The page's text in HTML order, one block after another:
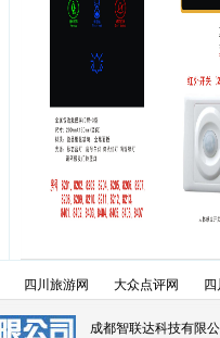
四川旅游网 大众点评网
成都智联达科技有限